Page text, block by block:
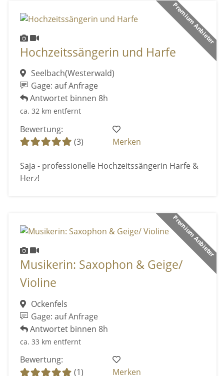
Premium Anbieter
Hochzeitssängerin und Harfe
Seelbach(Westerwald)
Gage: auf Anfrage
Antwortet binnen 8h
ca. 32 km entfernt
Bewertung:
(3)
Merken
Saja - professionelle Hochzeitssängerin Harfe &
Herz!
Premium Anbieter
Musikerin: Saxophon & Geige/
Violine
Ockenfels
Gage: auf Anfrage
Antwortet binnen 8h
ca. 33 km entfernt
Bewertung:
(1)
Merken